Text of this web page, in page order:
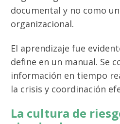
documental y no como
organizacional.
El aprendizaje fue
define en un manual. Se
información en tiempo
la crisis y coordinación
La cultura de